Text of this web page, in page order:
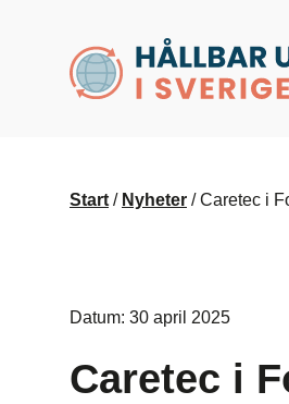
husr.se
Start / Nyheter /Caretec i
Datum: 30 april 2025
Caretec i